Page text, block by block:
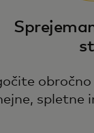
obročno
spletne